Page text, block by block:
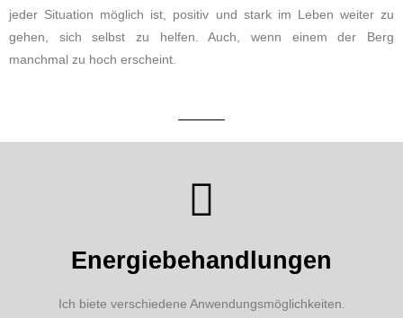
jeder Situation möglich ist, positiv und stark im Leben weiter zu
gehen, sich selbst zu helfen. Auch, wenn einem der Berg
manchmal zu hoch erscheint.
Energiebehandlungen
Ich biete verschiedene Anwendungsmöglichkeiten.